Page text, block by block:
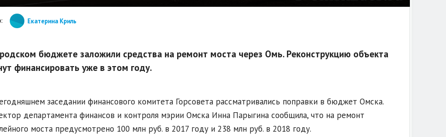
Екатерина Криль
бюджете заложили средства на ремонт моста через Омь. Реконструкцию объекта
финансировать уже в этом году.
заседании финансового комитета Горсовета рассматривались поправки в бюджет Омска.
департамента финансов и контроля мэрии Омска Инна Парыгина сообщила, что на ремонт
моста предусмотрено 100 млн руб. в 2017 году и 238 млн руб. в 2018 году.